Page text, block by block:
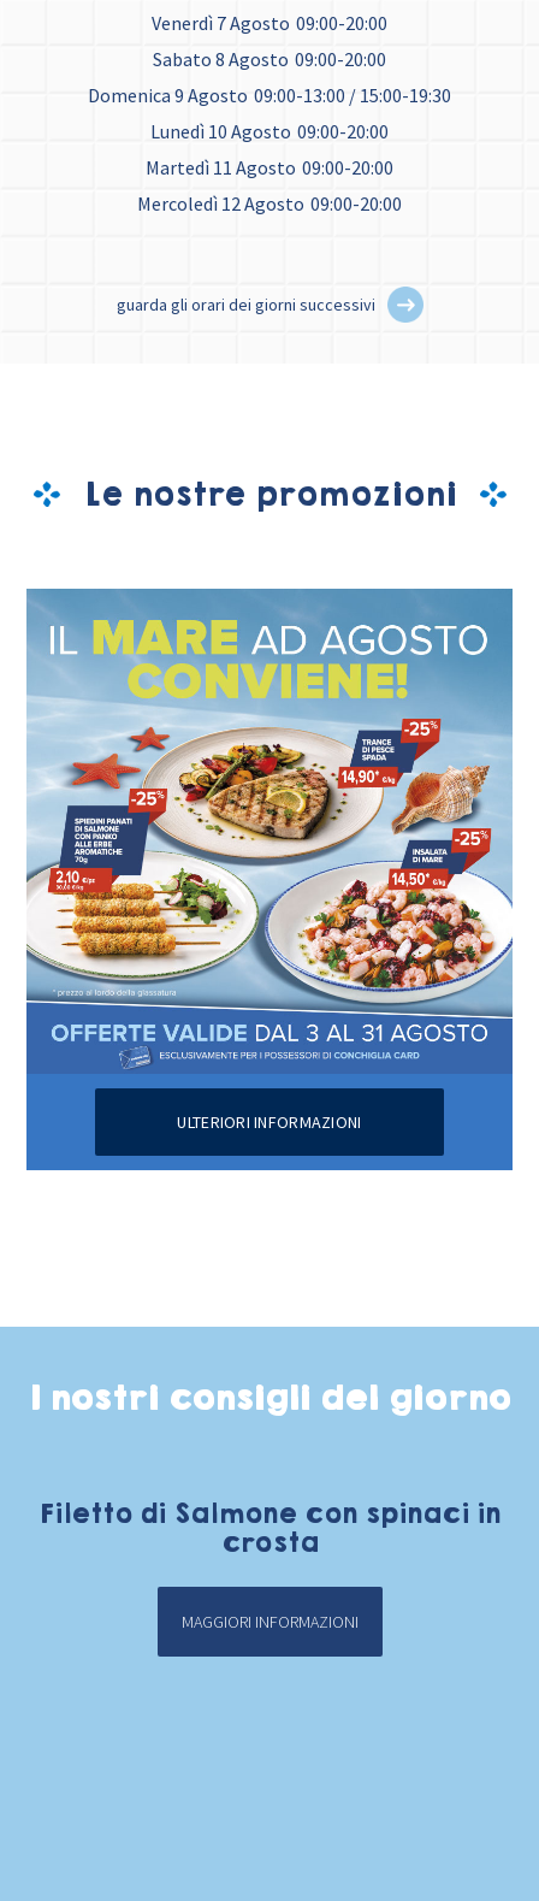
Venerdì 7 Agosto 09:00-20:00
Sabato 8 Agosto 09:00-20:00
Domenica 9 Agosto 09:00-13:00 / 15:00-19:30
Lunedì 10 Agosto 09:00-20:00
Martedì 11 Agosto 09:00-20:00
Mercoledì 12 Agosto 09:00-20:00
guarda gli orari dei giorni successivi
Le nostre promozioni
ULTERIORI INFORMAZIONI
I nostri consigli del giorno
Filetto di Salmone con spinaci in
crosta
MAGGIORI INFORMAZIONI